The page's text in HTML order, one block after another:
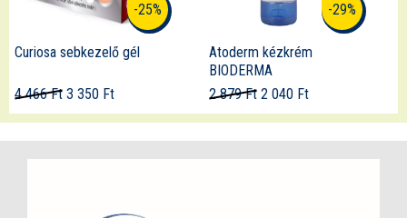
-29%
Atoderm kézkrém
2 879 Ft 2 040 Ft
-21%
Aurisclean fülspray
4 498 Ft 3 550 Ft